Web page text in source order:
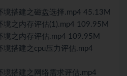
境搭建之磁盘选择.mp4 45.13M
境之内存评估(1).mp4 109.95M
境之内存评估.mp4 109.95M
搭建之cpu压力评估.mp4
搭建之网络需求评估.mp4